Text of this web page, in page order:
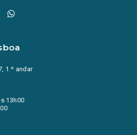
1.º andar
13h00